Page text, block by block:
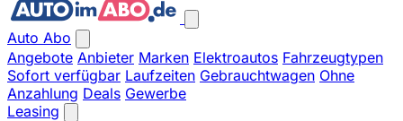
Auto Abo
Angebote Anbieter Marken Elektroautos Fahrzeugtypen
Sofort verfügbar Laufzeiten Gebrauchtwagen Ohne
Anzahlung Deals Gewerbe
Leasing